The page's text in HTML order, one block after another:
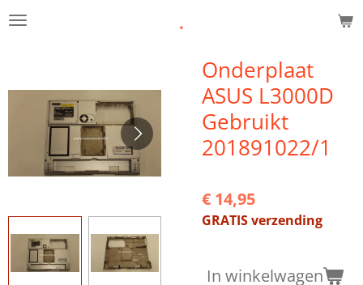
Ga
hoofdinhoud
.
Onderplaat
ASUS L3000D
Gebruikt
201891022/1
€ 14,95
GRATIS verzending
In winkelwagen